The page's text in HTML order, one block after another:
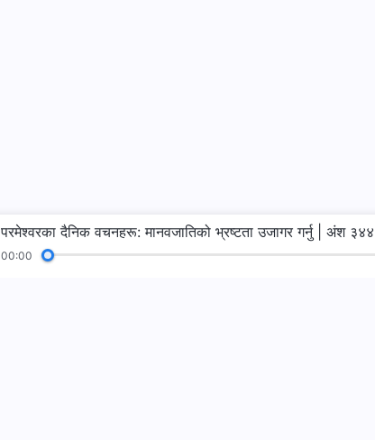
परमेश्‍वरका दैनिक वचनहरू: मानवजातिको भ्रष्टता उजागर गर्नु | अंश ३४४
00:00